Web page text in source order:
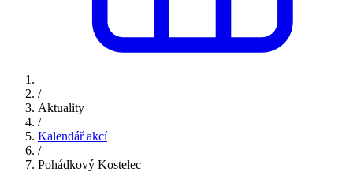
/
Aktuality
/
Kalendář akcí
/
Pohádkový Kostelec